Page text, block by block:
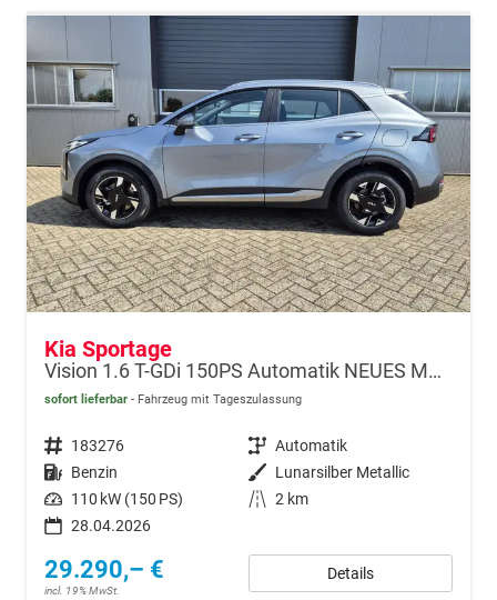
Kia Sportage
Vision 1.6 T-GDi 150PS Automatik NEUES MODELL MY26 FACELIFT Sitzheizung Lenkradheizung Klimaautomatik Navi Bluetooth Touchscreen Apple CarPlay Android Auto PDC v+h 17"LM Rückf.Kamera ACC 2x Keyless
sofort lieferbar Fahrzeug mit Tageszulassung
Fahrzeugnr. 183276 Getriebe Automatik
Kraftstoff Benzin Außenfarbe Lunarsilber Metallic
Leistung 110 kW (150 PS) Kilometerstand 2 km
28.04.2026
29.290,– €
incl. 19% MwSt.
Details